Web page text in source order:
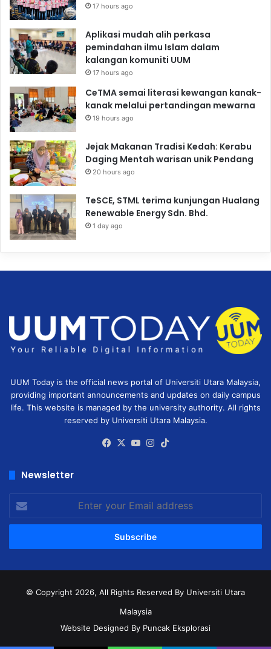
17 hours ago
Aplikasi mudah alih perkasa
pemindahan ilmu Islam dalam
kalangan komuniti UUM
17 hours ago
CeTMA semai literasi kewangan kanak-
kanak melalui pertandingan mewarna
19 hours ago
Jejak Makanan Tradisi Kedah: Kerabu
Daging Mentah warisan unik Pendang
20 hours ago
TeSCE, STML terima kunjungan Hualang
Renewable Energy Sdn. Bhd.
1 day ago
UUM Today is the official news portal of Universiti Utara Malaysia,
providing important announcements and updates on daily campus
life. This website is managed by the university authority. All rights
reserved by Universiti Utara Malaysia.
Facebook
X YouTubeInstagram
Newsletter
your
Email
© Copyright 2026, All Rights Reserved By Universiti Utara
Malaysia
Website Designed By Puncak Eksplorasi